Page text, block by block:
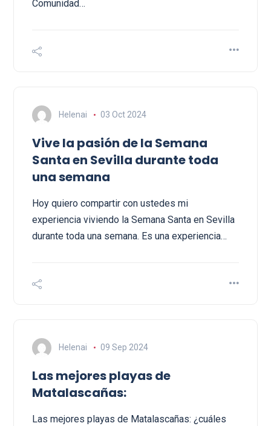
Comunidad…
Helenai 03 Oct 2024
Vive la pasión de la Semana
Santa en Sevilla durante toda
una semana
Hoy quiero compartir con ustedes mi
experiencia viviendo la Semana Santa en Sevilla
durante toda una semana. Es una experiencia…
Helenai 09 Sep 2024
Las mejores playas de
Matalascañas:
Las mejores playas de Matalascañas: ¿cuáles